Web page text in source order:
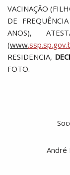
VACINAÇÃO
DE
ANOS),
(www
RESIDENCIA,
FOTO.
André